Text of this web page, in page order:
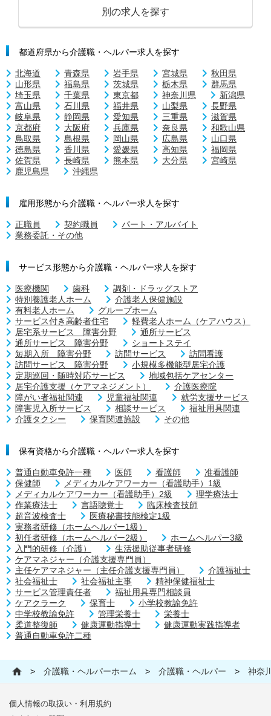
別の求人を探す
都道府県から介護職・ヘルパー求人を探す
北海道 青森県 岩手県 宮城県
秋田県
山形県
福島県 茨城県 栃木県
群馬県
埼玉県
千葉県 東京都 神奈川県
新潟県
富山県
石川県 福井県 山梨県
長野県
岐阜県
静岡県 愛知県 三重県
滋賀県
京都府
大阪府 兵庫県 奈良県
和歌山県
鳥取県
島根県 岡山県 広島県
山口県
徳島県
香川県 愛媛県 高知県
福岡県
佐賀県
長崎県 熊本県 大分県
宮崎県
鹿児島県
沖縄県
雇用形態から介護職・ヘルパー求人を探す
正職員 契約職員
パート・アルバイト
業務委託・その他
サービス形態から介護職・ヘルパー求人を探す
医療機関 歯科
調剤・ドラッグストア
特別養護老人ホーム
介護老人保健施設
有料老人ホーム
グループホーム
サービス付き高齢者住宅
軽費老人ホーム（ケアハウス）
居宅系サービス 障害分野
通所サービス
通所サービス 障害分野
ショートステイ
短期入所 障害分野
訪問サービス
訪問看護
訪問サービス 障害分野
小規模多機能型居宅介護
定期巡回・随時対応サービス
地域包括ケアセンター
居宅介護支援（ケアマネジメント）
介護医療院
障がい者福祉関連
児童福祉関連
就労支援サービス
障害児入所サービス
相談サービス
福祉用具関連
介護タクシー
保育関連施設 その他
保有資格から介護職・ヘルパー求人を探す
普通自動車免許一種 医師 看護師
准看護師
保健師
メディカルケアワーカー（看護助手）1級
メディカルケアワーカー（看護助手）2級
理学療法士
作業療法士
言語聴覚士
臨床検査技師
超音波検査士
医療秘書技能検定1級
実務者研修（ホームヘルパー1級）
初任者研修（ホームヘルパー2級）
ホームヘルパー3級
入門的研修（介護）
生活援助従事者研修
ケアマネジャー（介護支援専門員）
主任ケアマネジャー（主任介護支援専門員）
介護福祉士
社会福祉士
社会福祉主事
精神保健福祉士
サービス管理責任者
福祉用具専門相談員
ケアクラーク
保育士
小学校教諭免許
中学校教諭免許
管理栄養士
栄養士
柔道整復師
健康運動指導士
健康運動実践指導者
普通自動車免許二種
> 介護職・ヘルパーホーム > 介護職・ヘルパー > 神奈
個人情報の取扱い・利用規約